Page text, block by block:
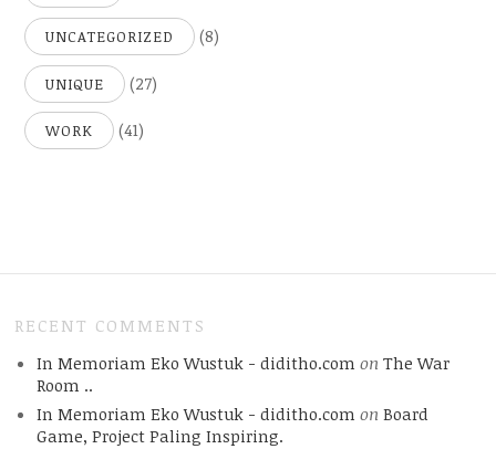
UNCATEGORIZED (8)
UNIQUE (27)
WORK (41)
RECENT COMMENTS
In Memoriam Eko Wustuk - diditho.com on The War
Room ..
In Memoriam Eko Wustuk - diditho.com on Board
Game, Project Paling Inspiring.